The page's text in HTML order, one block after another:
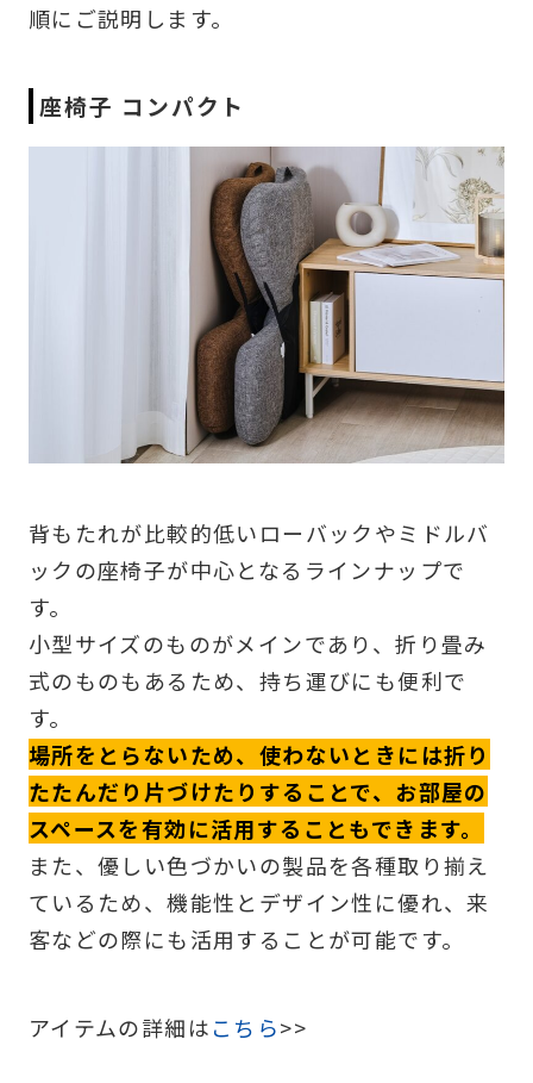
順にご説明します。
座椅子 コンパクト
背もたれが比較的低いローバックやミドルバ
ックの座椅子が中心となるラインナップで
す。
小型サイズのものがメインであり、折り畳み
式のものもあるため、持ち運びにも便利で
す。
場所をとらないため、使わないときには折り
たたんだり片づけたりすることで、お部屋の
スペースを有効に活用することもできます。
また、優しい色づかいの製品を各種取り揃え
ているため、機能性とデザイン性に優れ、来
客などの際にも活用することが可能です。
アイテムの詳細はこちら>>